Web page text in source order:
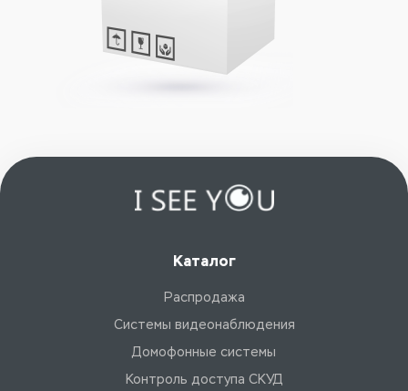
Каталог
Распродажа
Системы видеонаблюдения
Домофонные системы
Контроль доступа СКУД